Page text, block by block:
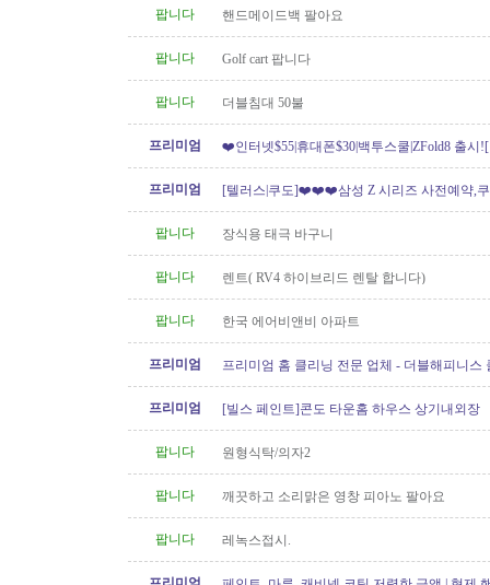
팝니다 핸드메이드백 팔아요
팝니다 Golf cart 팝니다
팝니다 더블침대 50불
프리미엄
❤️인터넷$55|휴대폰$30|백투스쿨|ZFold8 출시
프리미엄
[텔러스|쿠도]❤️❤️❤️삼성 Z 시리즈 사전예약,쿠
팝니다
장식용 태극 바구니
팝니다 렌트( RV4 하이브리드 렌탈 합니다)
팝니다 한국 에어비앤비 아파트
프리미엄 프리미엄 홈 클리닝 전문 업체 - 더블해피니스
프리미엄 [빌스 페인트]콘도 타운홈 하우스 상기내외장
팝니다 원형식탁/의자2
팝니다 깨끗하고 소리맑은 영창 피아노 팔아요
팝니다 레녹스접시.